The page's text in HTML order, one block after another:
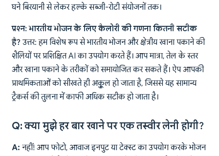
घने बिरयानी से लेकर हल्के सब्जी-रोटी संयोजनों तक।
प्रश्न: भारतीय भोजन के लिए कैलोरी की गणना कितनी सटीक
है? उत्तर: हम विशेष रूप से भारतीय भोजन और क्षेत्रीय खाना पकाने की
शैलियों पर प्रशिक्षित AI का उपयोग करते हैं। आप मात्रा, तेल के स्तर
और खाना पकाने के तरीकों को समायोजित कर सकते हैं। ऐप आपकी
प्राथमिकताओं को सीखते ही अुकूल हो जाता है, जिससे यह सामान्य
ट्रैकर्स की तुलना में काफी अधिक सटीक हो जाता है।
Q: क्या मुझे हर बार खाने पर एक तस्वीर लेनी होगी?
A: नहीं! आप फोटो, आवाज इनपुट या टेक्स्ट का उपयोग करके भोजन